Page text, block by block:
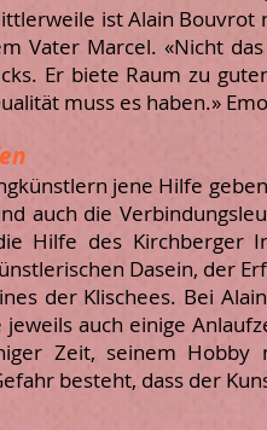
ist Alain Bouvrot
Vater Marcel. «Nicht
Er biete Raum zu
muss es haben.»
jene Hilfe
auch die
Hilfe des Kirchberger
Dasein, der
der Klischees. Bei
jeweils auch einige
Zeit, seinem Hobby
besteht, dass der